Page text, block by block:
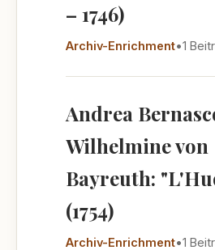
– 1746)
Archiv-Enrichment•1
Andrea
Wilhelmine von
Bayreuth:
(1754)
Archiv-Enrichment•1